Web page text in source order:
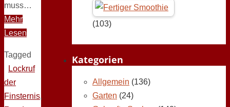
muss…
Mehr
Lesen
Tagged
Lockruf
der
Finsternis,
(103)
Kategorien
Allgemein (136)
Garten (24)